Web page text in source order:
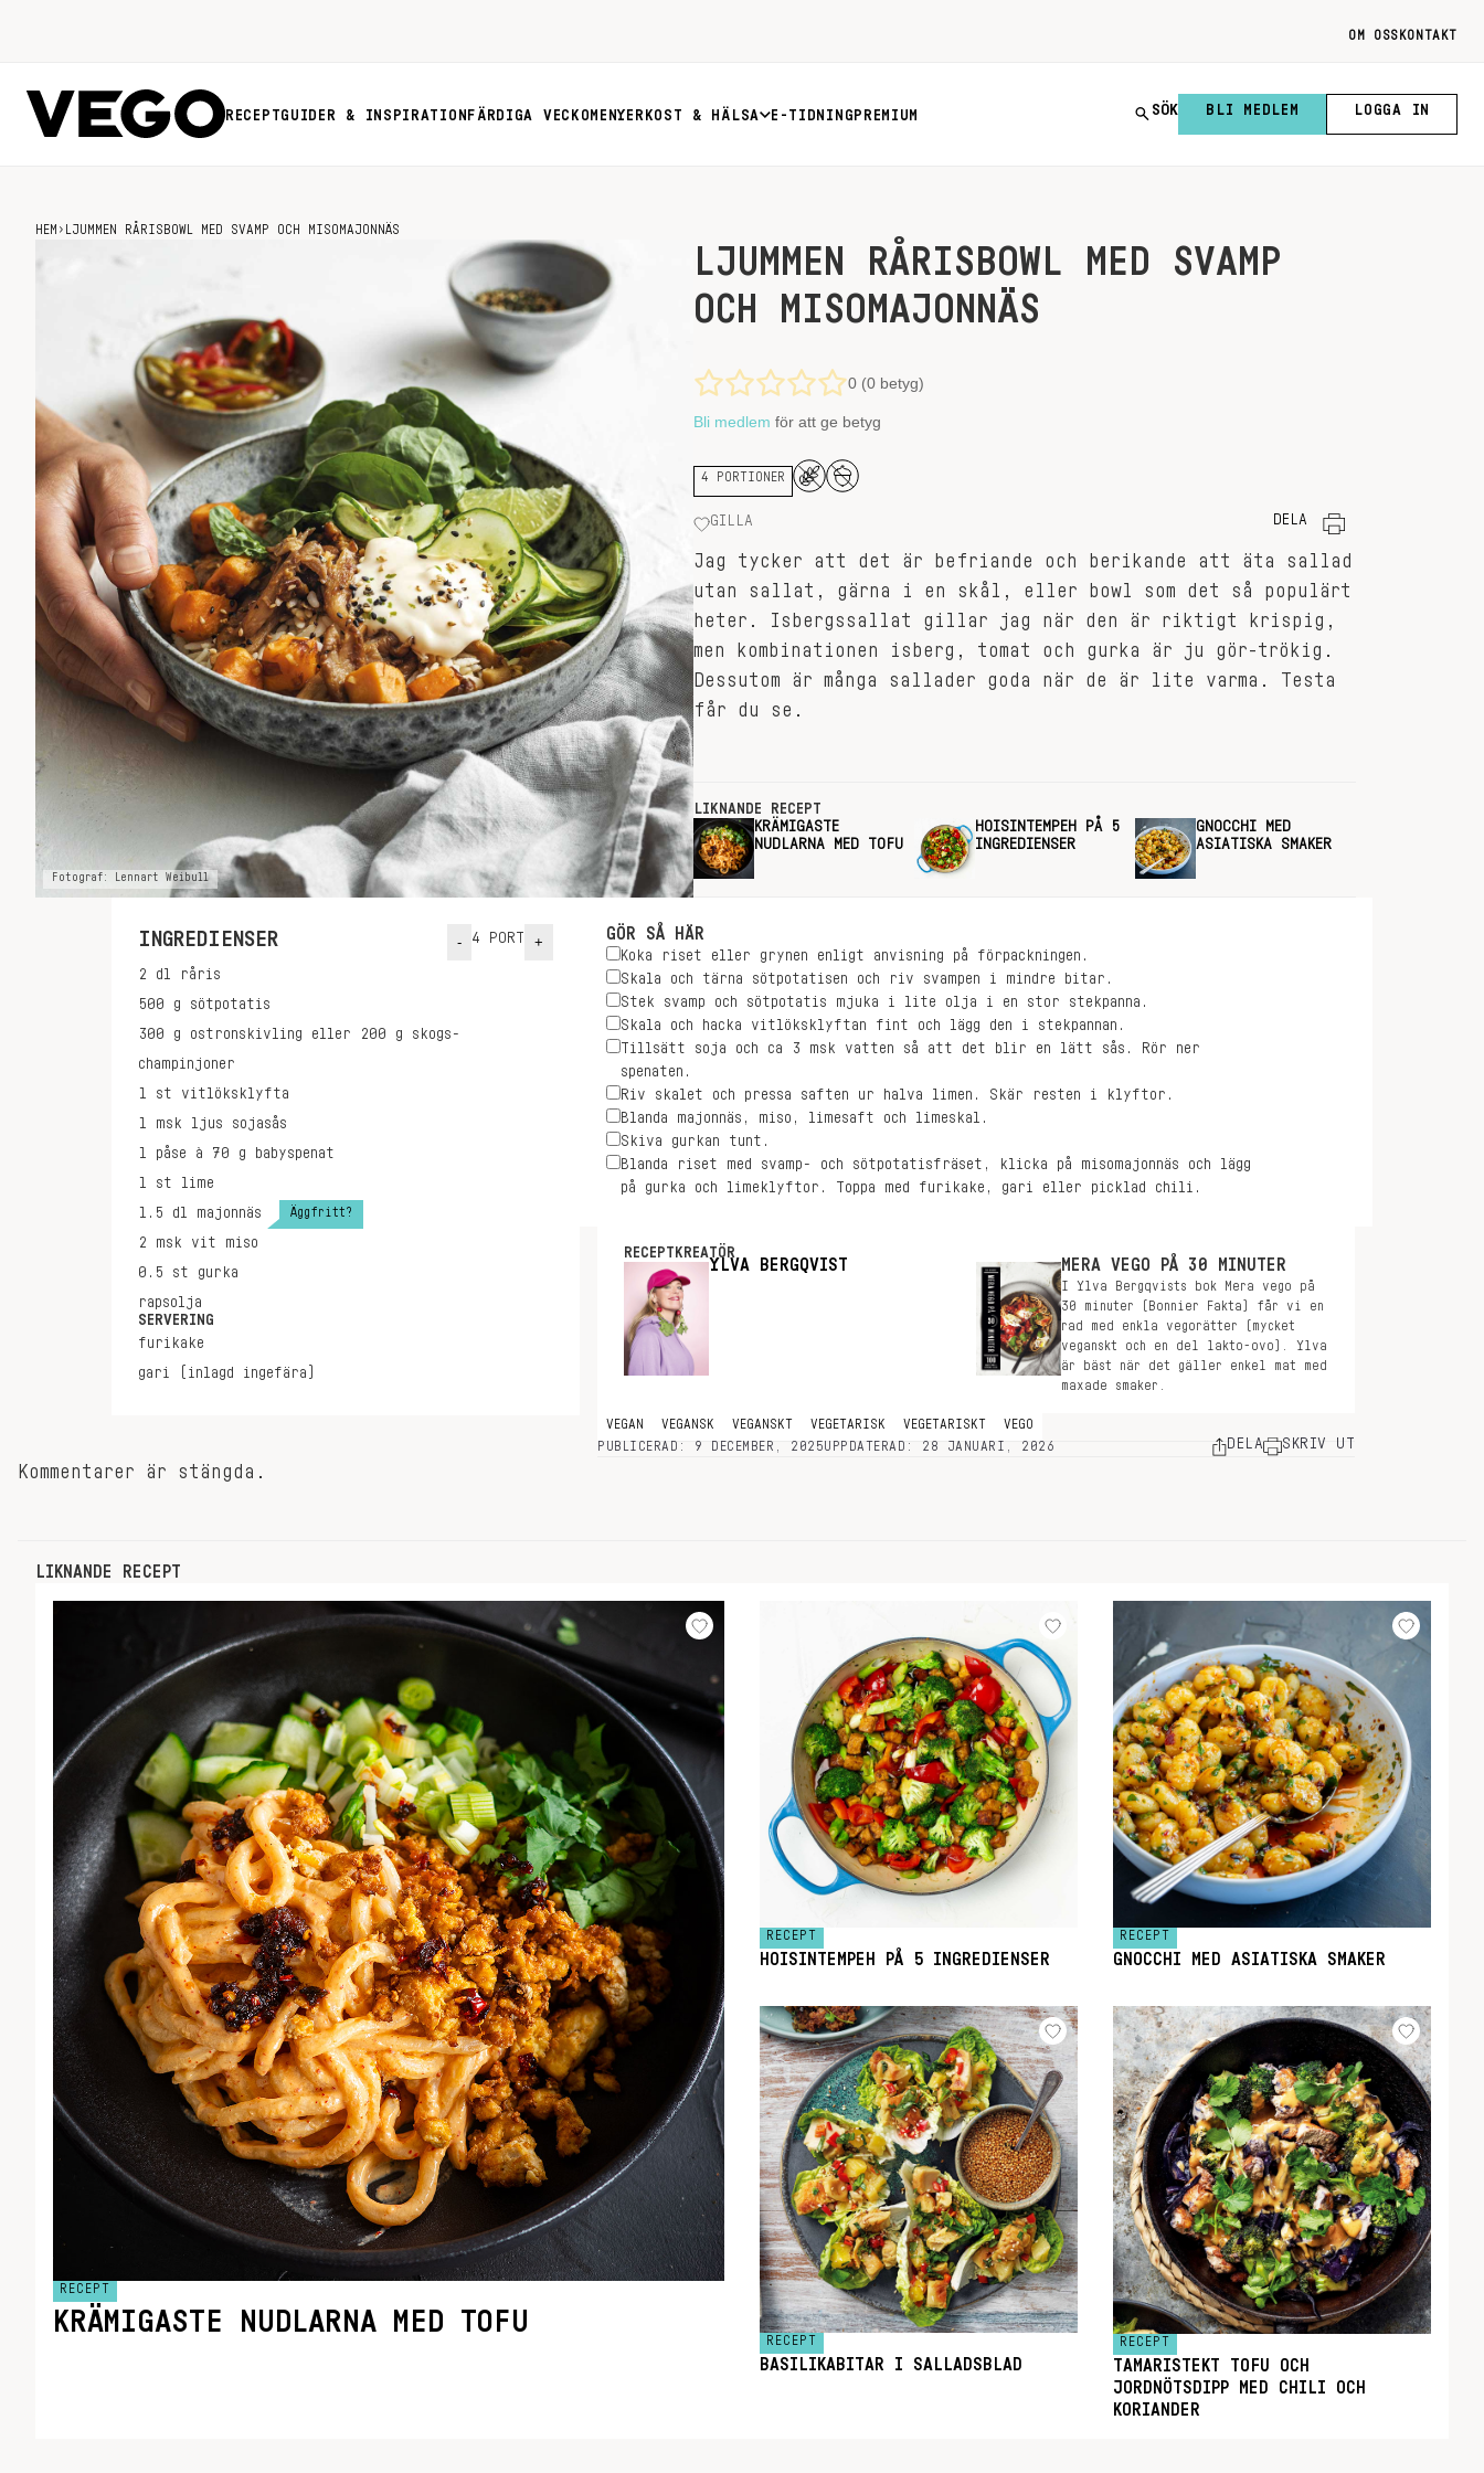
OM OSS KONTAKT
RECEPTGUIDER & INSPIRATION FÄRDIGA VECKOMENYER KOST & HÄLSA E-TIDNING PREMIUM SÖK BLI MEDLEM LOGGA IN
HEM › LJUMMEN RÅRISBOWL MED SVAMP OCH MISOMAJONNÄS
Fotograf: Lennart Weibull
LJUMMEN RÅRISBOWL MED SVAMP
OCH MISOMAJONNÄS
0 (0 betyg)
Bli medlem för att ge betyg
4 PORTIONER
GILLA DELA
Jag tycker att det är befriande och berikande att äta sallad
utan sallat, gärna i en skål, eller bowl som det så populärt
heter. Isbergssallat gillar jag när den är riktigt krispig,
men kombinationen isberg, tomat och gurka är ju gör-trökig.
Dessutom är många sallader goda när de är lite varma. Testa
får du se.
LIKNANDE RECEPT
KRÄMIGASTE
NUDLARNA MED TOFU
HOISINTEMPEH PÅ 5
INGREDIENSER
GNOCCHI MED
ASIATISKA SMAKER
INGREDIENSER - 4 PORT +
2 dl
råris
500 g
sötpotatis
300 g
ostronskivling eller 200 g skogs-
champinjoner
1 st
vitlöksklyfta
1 msk
ljus sojasås
1 påse à 70 g
babyspenat
1 st
lime
1.5 dl majonnäs Äggfritt?
2 msk
vit miso
0.5 st
gurka
rapsolja
SERVERING
furikake
gari (inlagd ingefära)
GÖR SÅ HÄR
Koka riset eller grynen enligt anvisning på förpackningen.
Skala och tärna sötpotatisen och riv svampen i mindre bitar.
Stek svamp och sötpotatis mjuka i lite olja i en stor stekpanna.
Skala och hacka vitlöksklyftan fint och lägg den i stekpannan.
Tillsätt soja och ca 3 msk vatten så att det blir en lätt sås. Rör ner
spenaten.
Riv skalet och pressa saften ur halva limen. Skär resten i klyftor.
Blanda majonnäs, miso, limesaft och limeskal.
Skiva gurkan tunt.
Blanda riset med svamp- och sötpotatisfräset, klicka på misomajonnäs och lägg
på gurka och limeklyftor. Toppa med furikake, gari eller picklad chili.
RECEPTKREATÖR
YLVA BERGQVIST MERA VEGO PÅ 30 MINUTER
I Ylva Bergqvists bok Mera vego på
30 minuter (Bonnier Fakta) får vi en
rad med enkla vegorätter (mycket
veganskt och en del lakto-ovo). Ylva
är bäst när det gäller enkel mat med
maxade smaker.
VEGAN VEGANSK VEGANSKT VEGETARISK VEGETARISKT
VEGO
PUBLICERAD: 9 DECEMBER, 2025UPPDATERAD: 28 JANUARI, 2026 DELA SKRIV UT
Kommentarer är stängda.
LIKNANDE RECEPT
RECEPT
KRÄMIGASTE NUDLARNA MED TOFU
RECEPT
HOISINTEMPEH PÅ 5 INGREDIENSER
RECEPT
GNOCCHI MED ASIATISKA SMAKER
RECEPT
BASILIKABITAR I SALLADSBLAD
RECEPT
TAMARISTEKT TOFU OCH
JORDNÖTSDIPP MED CHILI OCH
KORIANDER